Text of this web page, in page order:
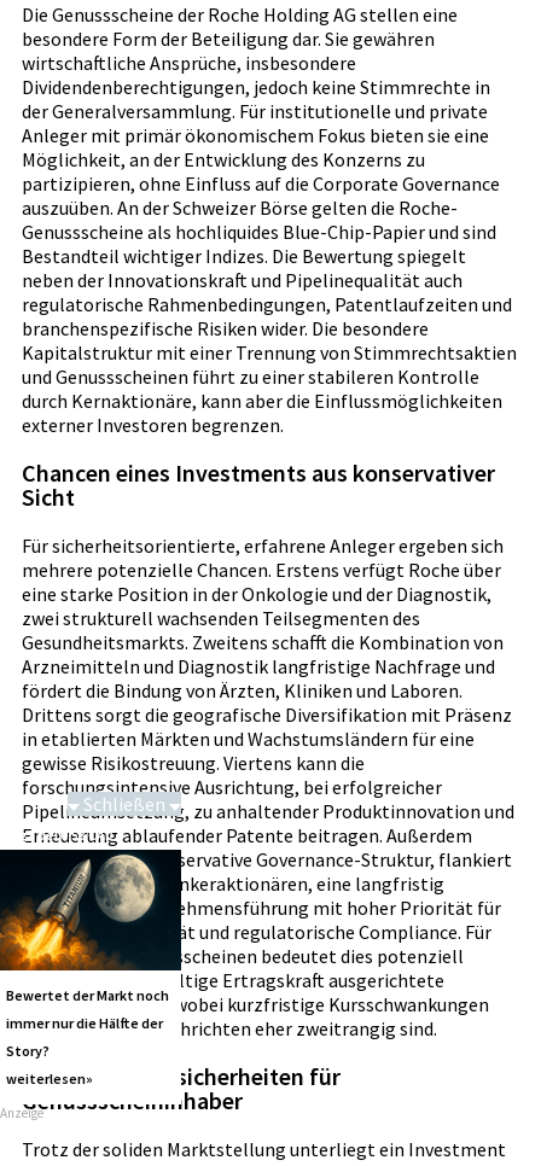
Die Genussscheine der Roche Holding AG stellen eine
besondere Form der Beteiligung dar. Sie gewähren
wirtschaftliche Ansprüche, insbesondere
Dividendenberechtigungen, jedoch keine Stimmrechte in
der Generalversammlung. Für institutionelle und private
Anleger mit primär ökonomischem Fokus bieten sie eine
Möglichkeit, an der Entwicklung des Konzerns zu
partizipieren, ohne Einfluss auf die Corporate Governance
auszuüben. An der Schweizer Börse gelten die Roche-
Genussscheine als hochliquides Blue-Chip-Papier und sind
Bestandteil wichtiger Indizes. Die Bewertung spiegelt
neben der Innovationskraft und Pipelinequalität auch
regulatorische Rahmenbedingungen, Patentlaufzeiten und
branchenspezifische Risiken wider. Die besondere
Kapitalstruktur mit einer Trennung von Stimmrechtsaktien
und Genussscheinen führt zu einer stabileren Kontrolle
durch Kernaktionäre, kann aber die Einflussmöglichkeiten
externer Investoren begrenzen.
Chancen eines Investments aus konservativer
Sicht
Für sicherheitsorientierte, erfahrene Anleger ergeben sich
mehrere potenzielle Chancen. Erstens verfügt Roche über
eine starke Position in der Onkologie und der Diagnostik,
zwei strukturell wachsenden Teilsegmenten des
Gesundheitsmarkts. Zweitens schafft die Kombination von
Arzneimitteln und Diagnostik langfristige Nachfrage und
fördert die Bindung von Ärzten, Kliniken und Laboren.
Drittens sorgt die geografische Diversifikation mit Präsenz
in etablierten Märkten und Wachstumsländern für eine
gewisse Risikostreuung. Viertens kann die
forschungsintensive Ausrichtung, bei erfolgreicher
Pipelineumsetzung, zu anhaltender Produktinnovation und
Erneuerung ablaufender Patente beitragen. Außerdem
begünstigt die konservative Governance-Struktur, flankiert
von bedeutenden Ankeraktionären, eine langfristig
orientierte Unternehmensführung mit hoher Priorität für
Reputation, Qualität und regulatorische Compliance. Für
Inhaber von Genussscheinen bedeutet dies potenziell
stabile, auf nachhaltige Ertragskraft ausgerichtete
Wertentwicklung, wobei kurzfristige Kursschwankungen
durch Branchennachrichten eher zweitrangig sind.
Risiken und Unsicherheiten für
Genussscheininhaber
Trotz der soliden Marktstellung unterliegt ein Investment
Schließen
Saga bei 0,53 CAD
Bewertet der Markt noch
immer nur die Hälfte der
Story?
weiterlesen»
Anzeige